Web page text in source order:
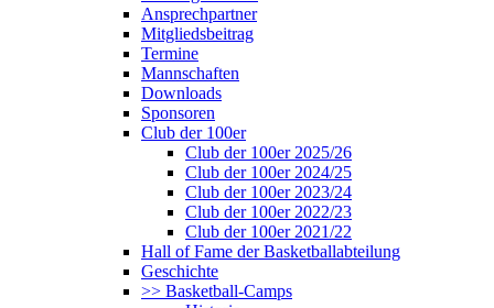
Ansprechpartner
Mitgliedsbeitrag
Termine
Mannschaften
Downloads
Sponsoren
Club der 100er
Club der 100er 2025/26
Club der 100er 2024/25
Club der 100er 2023/24
Club der 100er 2022/23
Club der 100er 2021/22
Hall of Fame der Basketballabteilung
Geschichte
>> Basketball-Camps